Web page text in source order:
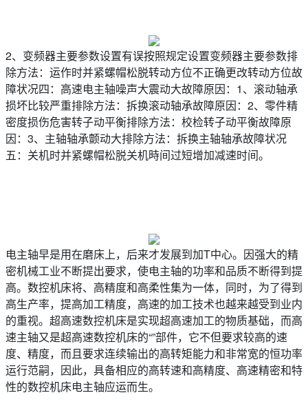
2、变频器主要参数设置有误按照规定设置变频器主要参数排
除方法：运作时并紧螺帽松脱转动方位不正确更改转动方位故
障状况四：高速电主轴噪声大震动大故障原因：1、滚动轴承
损坏比较严重排除方法：拆换滚动轴承故障原因：2、零件精
密度损伤危害转子动平衡排除方法：校检转子动平衡故障原
因：3、主轴轴承颤动大排除方法：拆换主轴轴承故障状况
五：关机时并紧螺帽松脱关机時间过短增加减速时间。
电主轴早是用在磨床上，后来才发展到加T中心。因强大的精
密机械工业不断提出要求，使电主轴的功率和品质不断得到提
高。数控机床将、高精度和高柔性集为一体，同时，为了得到
高生产率，提高加工精度，高速的加工技术也越来越受到业内
的重视。超高速数控机床是实现超高速加工的物质基础，而高
速主轴又是超高速数控机床的“”部件，它不但要求较高的速
度、精度，而且要求连续输出的高转矩能力和非常宽的恒功率
运行范嗣，因此，具备相应的高转速和高精度、高速精密和特
性的数控机床电主轴应运而生。